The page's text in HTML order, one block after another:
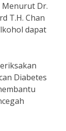
Menurut Dr.
T.H. Chan
dapat
Diabetes